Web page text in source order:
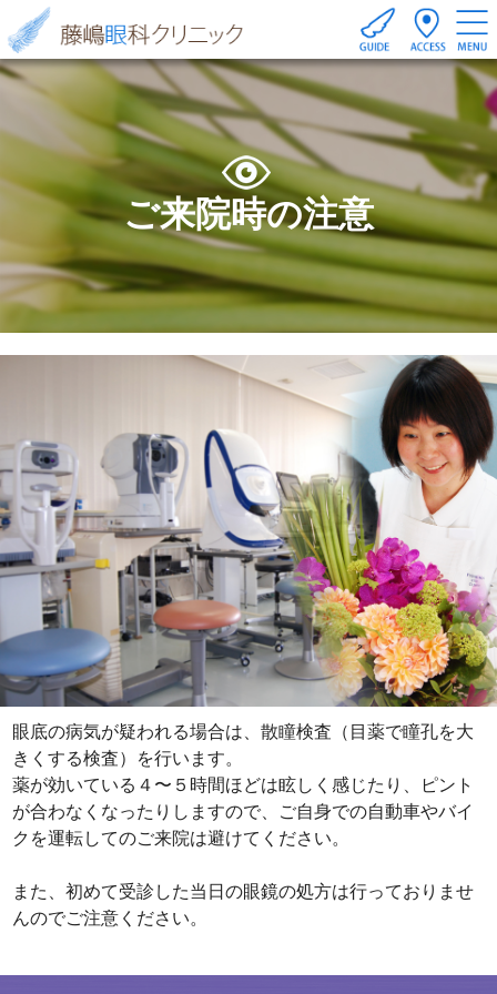
ご来院時の注意
眼底の病気が疑われる場合は、散瞳検査（目薬で瞳孔を大
きくする検査）を行います。
薬が効いている４〜５時間ほどは眩しく感じたり、ピント
が合わなくなったりしますので、ご自身での自動車やバイ
クを運転してのご来院は避けてください。
また、初めて受診した当日の眼鏡の処方は行っておりませ
んのでご注意ください。